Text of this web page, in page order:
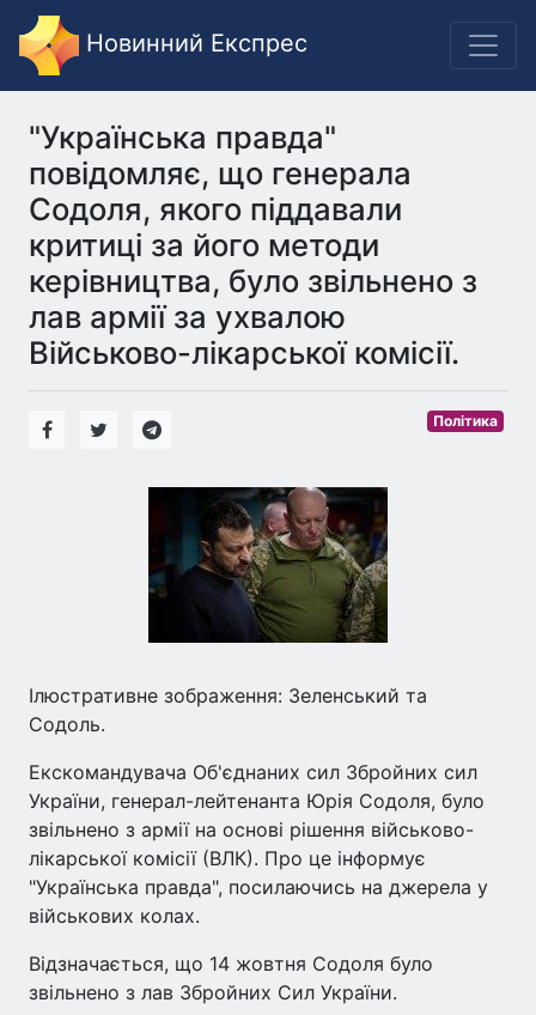
Новинний Експрес
"Українська правда"
повідомляє, що генерала
Содоля, якого піддавали
критиці за його методи
керівництва, було звільнено з
лав армії за ухвалою
Військово-лікарської комісії.
Політика
Ілюстративне зображення: Зеленський та
Содоль.
Екскомандувача Об'єднаних сил Збройних сил
України, генерал-лейтенанта Юрія Содоля, було
звільнено з армії на основі рішення військово-
лікарської комісії (ВЛК). Про це інформує
"Українська правда", посилаючись на джерела у
військових колах.
Відзначається, що 14 жовтня Содоля було
звільнено з лав Збройних Сил України.